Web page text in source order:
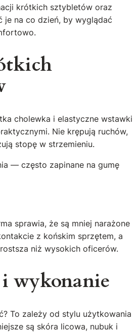
krótkich sztybletów oraz
je na co dzień, by wyglądać
cholewka i elastyczne wstawki
Nie krępują ruchów,
stopę w strzemieniu.
— często zapinane na gumę
sprawia, że są mniej narażone
z końskim sprzętem, a
niż wysokich oficerów.
wykonanie
To zależy od stylu użytkowania
są skóra licowa, nubuk i